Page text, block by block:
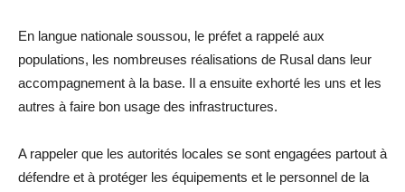
En langue nationale soussou, le préfet a rappelé aux
populations, les nombreuses réalisations de Rusal dans leur
accompagnement à la base. Il a ensuite exhorté les uns et les
autres à faire bon usage des infrastructures.
A rappeler que les autorités locales se sont engagées partout à
défendre et à protéger les équipements et le personnel de la